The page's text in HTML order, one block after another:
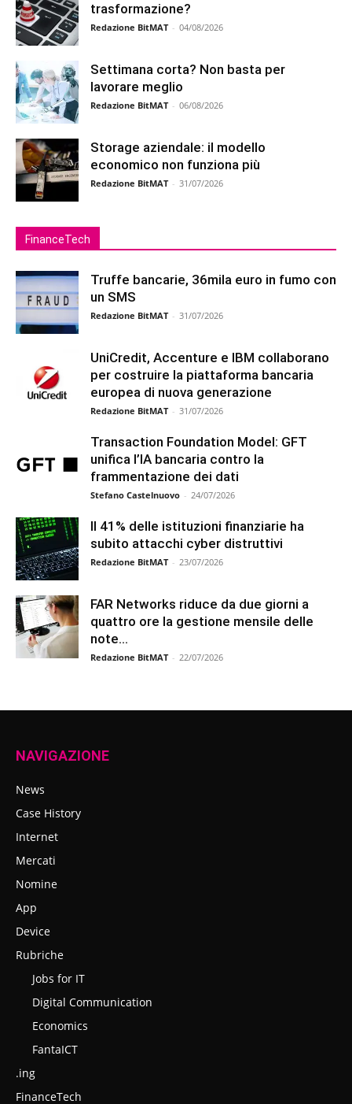
trasformazione?
Redazione BitMAT - 04/08/2026
Settimana corta? Non basta per
lavorare meglio
Redazione BitMAT - 06/08/2026
Storage aziendale: il modello
economico non funziona più
Redazione BitMAT - 31/07/2026
FinanceTech
Truffe bancarie, 36mila euro in fumo con
un SMS
Redazione BitMAT - 31/07/2026
UniCredit, Accenture e IBM collaborano
per costruire la piattaforma bancaria
europea di nuova generazione
Redazione BitMAT - 31/07/2026
Transaction Foundation Model: GFT
unifica l’IA bancaria contro la
frammentazione dei dati
Stefano Castelnuovo - 24/07/2026
Il 41% delle istituzioni finanziarie ha
subito attacchi cyber distruttivi
Redazione BitMAT - 23/07/2026
FAR Networks riduce da due giorni a
quattro ore la gestione mensile delle
note...
Redazione BitMAT - 22/07/2026
NAVIGAZIONE
News
Case History
Internet
Mercati
Nomine
App
Device
Rubriche
Jobs for IT
Digital Communication
Economics
FantaICT
.ing
FinanceTech